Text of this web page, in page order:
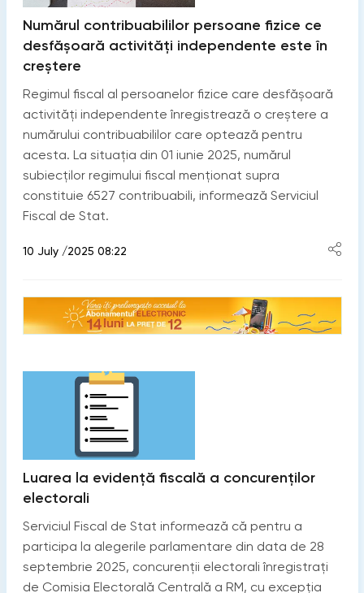
Numărul contribuabililor persoane fizice ce
desfășoară activități independente este în
creștere
Regimul fiscal al persoanelor fizice care desfășoară
activități independente înregistrează o creștere a
numărului contribuabililor care optează pentru
acesta. La situația din 01 iunie 2025, numărul
subiecților regimului fiscal menționat supra
constituie 6527 contribuabili, informează Serviciul
Fiscal de Stat.
10 July /2025 08:22
Luarea la evidență fiscală a concurenților
electorali
Serviciul Fiscal de Stat informează că pentru a
participa la alegerile parlamentare din data de 28
septembrie 2025, concurenții electorali înregistrați
de Comisia Electorală Centrală a RM, cu excepția